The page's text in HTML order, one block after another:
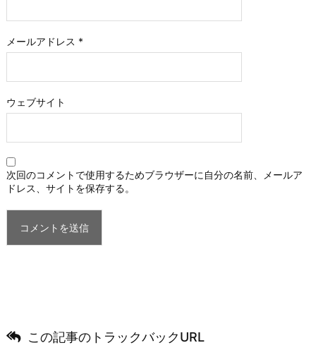
メールアドレス *
ウェブサイト
次回のコメントで使用するためブラウザーに自分の名前、メールア
ドレス、サイトを保存する。
この記事のトラックバックURL